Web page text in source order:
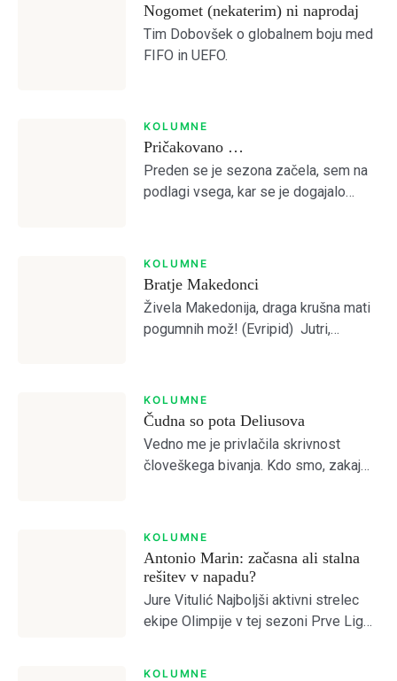
Nogomet (nekaterim) ni naprodaj
Tim Dobovšek o globalnem boju med
FIFO in UEFO.
KOLUMNE
Pričakovano …
Preden se je sezona začela, sem na
podlagi vsega, kar se je dogajalo
Otvoritvena tekma z Bravom je to […]
KOLUMNE
Bratje Makedonci
Živela Makedonija, draga krušna mati
pogumnih mož! (Evripid) Jutri,
Makedonskega etnografskega
muzeja, ki jih bo moral nekdo plačati.
(Lidija Dimovska) […]
KOLUMNE
Čudna so pota Deliusova
Vedno me je privlačila skrivnost
človeškega bivanja. Kdo smo, zakaj
religioznih in filozofskih šol, da bi
odprl vrata brez vrat. […]
KOLUMNE
Antonio Marin: začasna ali stalna
rešitev v napadu?
Jure Vitulić Najboljši aktivni strelec
ekipe Olimpije v tej sezoni Prve Lige
KOLUMNE
Remember Me
Dobrodošli!
NAPREJ PRESKOČITE